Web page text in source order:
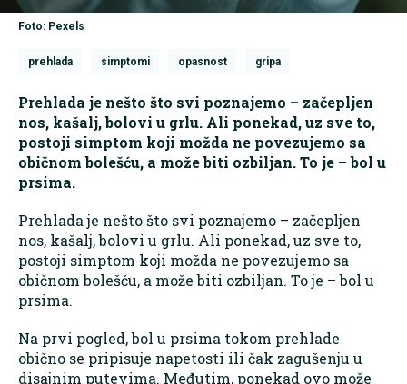
Foto: Pexels
prehlada simptomi opasnost gripa
Prehlada je nešto što svi poznajemo – začepljen
nos, kašalj, bolovi u grlu. Ali ponekad, uz sve to,
postoji simptom koji možda ne povezujemo sa
običnom bolešću, a može biti ozbiljan. To je – bol u
prsima.
Prehlada je nešto što svi poznajemo – začepljen
nos, kašalj, bolovi u grlu. Ali ponekad, uz sve to,
postoji simptom koji možda ne povezujemo sa
običnom bolešću, a može biti ozbiljan. To je – bol u
prsima.
Na prvi pogled, bol u prsima tokom prehlade
obično se pripisuje napetosti ili čak zagušenju u
disajnim putevima. Međutim, ponekad ovo može